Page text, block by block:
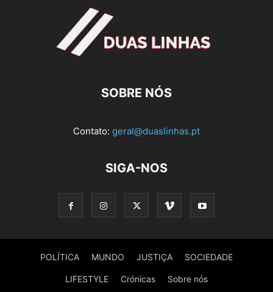
SOBRE NÓS
Contato: geral@duaslinhas.pt
SIGA-NOS
POLÍTICA MUNDO JUSTIÇA SOCIEDADE
LIFESTYLE Crónicas Sobre nós